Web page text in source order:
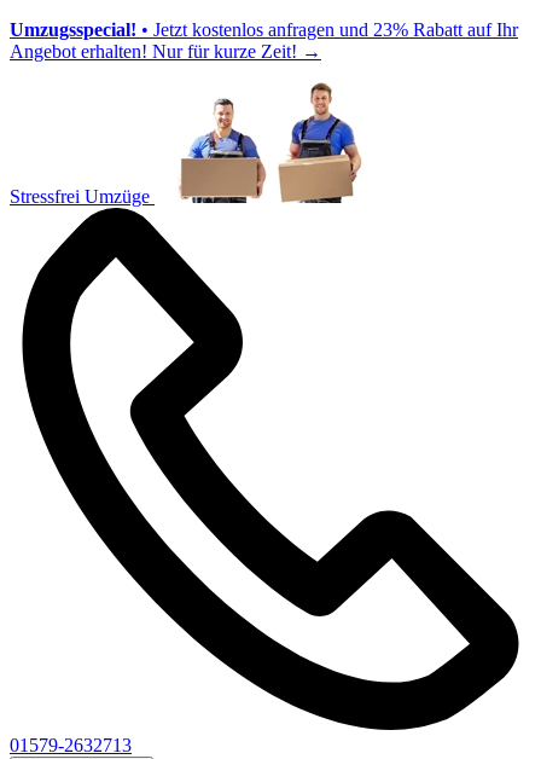
Umzugsspecial! • Jetzt kostenlos anfragen und 23% Rabatt auf Ihr
Angebot erhalten! Nur für kurze Zeit! →
Stressfrei Umzüge
01579-2632713